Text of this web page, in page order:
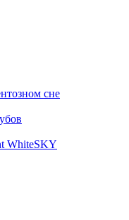
сне
WhiteSKY